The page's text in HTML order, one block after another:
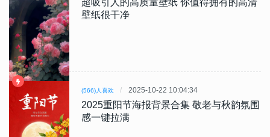
壁纸很干净
(566)人喜欢 2025-10-22 10:04:34
2025重阳节海报背景合集 敬老与秋韵氛围
感一键拉满